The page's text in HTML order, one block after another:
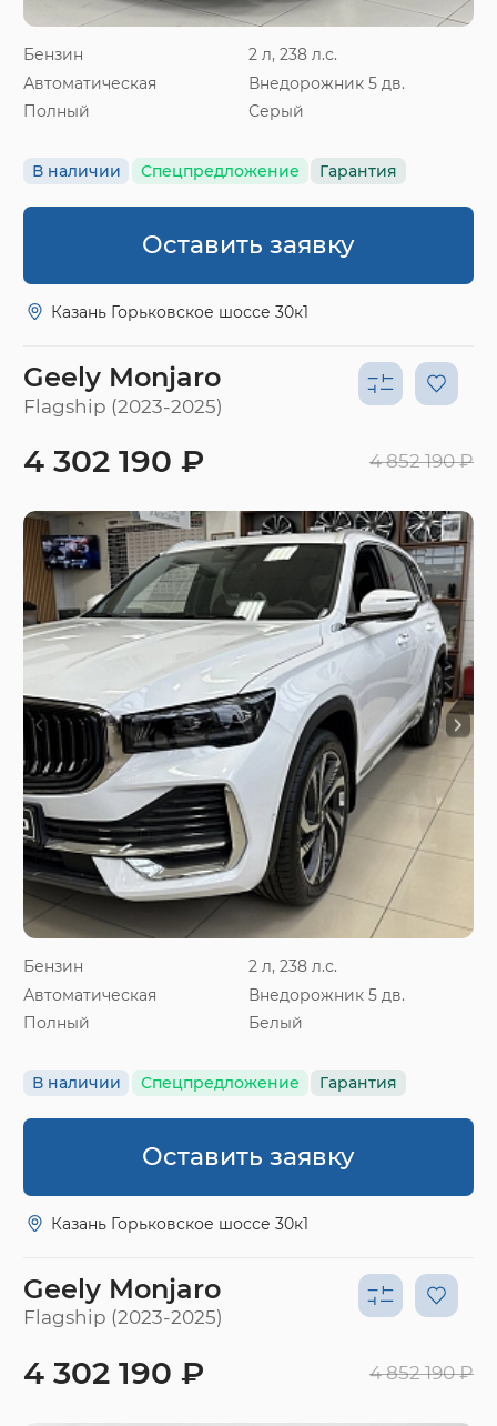
Бензин
2 л, 238 л.с.
Автоматическая
Внедорожник 5 дв.
Полный
Серый
В наличии Спецпредложение Гарантия
Оставить заявку
Казань Горьковское шоссе 30к1
Geely Monjaro
Flagship (2023-2025)
Бензин
2 л, 238 л.с.
Автоматическая
Внедорожник 5 дв.
Полный
Белый
В наличии Спецпредложение Гарантия
4 302 190 ₽ 4 852 190 ₽
Оставить заявку
Казань Горьковское шоссе 30к1
Geely Monjaro
Flagship (2023-2025)
4 302 190 ₽ 4 852 190 ₽